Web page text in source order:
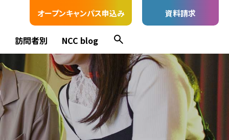
オープンキャンパス申込み 資料請求
訪問者別 NCC blog